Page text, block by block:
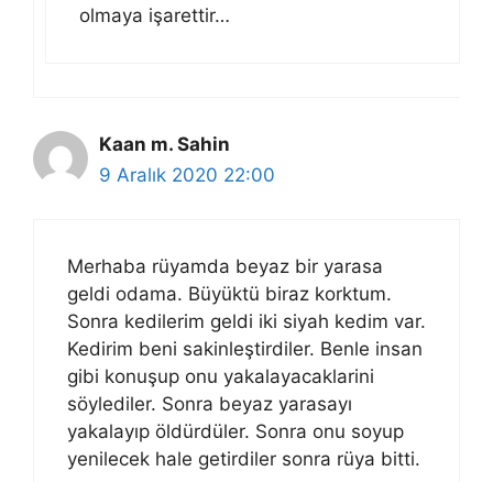
olmaya işarettir…
Kaan m. Sahin
9 Aralık 2020 22:00
Merhaba rüyamda beyaz bir yarasa
geldi odama. Büyüktü biraz korktum.
Sonra kedilerim geldi iki siyah kedim var.
Kedirim beni sakinleştirdiler. Benle insan
gibi konuşup onu yakalayacaklarini
söylediler. Sonra beyaz yarasayı
yakalayıp öldürdüler. Sonra onu soyup
yenilecek hale getirdiler sonra rüya bitti.